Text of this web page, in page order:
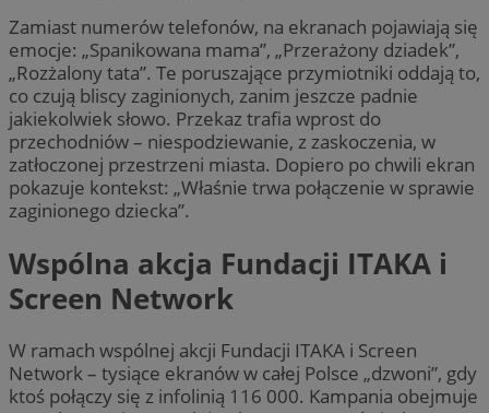
Zamiast numerów telefonów, na ekranach pojawiają się
emocje: „Spanikowana mama”, „Przerażony dziadek”,
„Rozżalony tata”. Te poruszające przymiotniki oddają to,
co czują bliscy zaginionych, zanim jeszcze padnie
jakiekolwiek słowo. Przekaz trafia wprost do
przechodniów – niespodziewanie, z zaskoczenia, w
zatłoczonej przestrzeni miasta. Dopiero po chwili ekran
pokazuje kontekst: „Właśnie trwa połączenie w sprawie
zaginionego dziecka”.
Wspólna akcja Fundacji ITAKA i
Screen Network
W ramach wspólnej akcji Fundacji ITAKA i Screen
Network – tysiące ekranów w całej Polsce „dzwoni”, gdy
ktoś połączy się z infolinią 116 000. Kampania obejmuje